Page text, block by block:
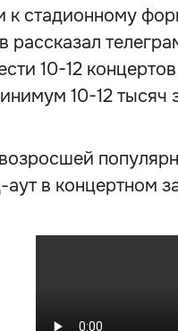
стадионному
10-12
10-12 тысяч
в концертном